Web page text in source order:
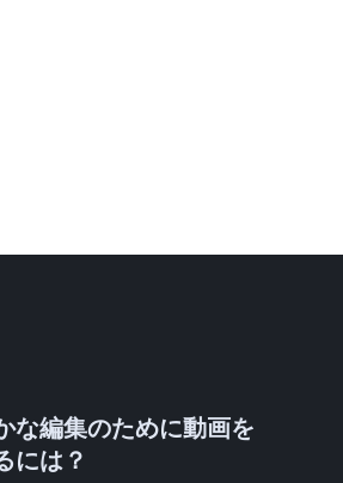
な編集のために動画を
には？